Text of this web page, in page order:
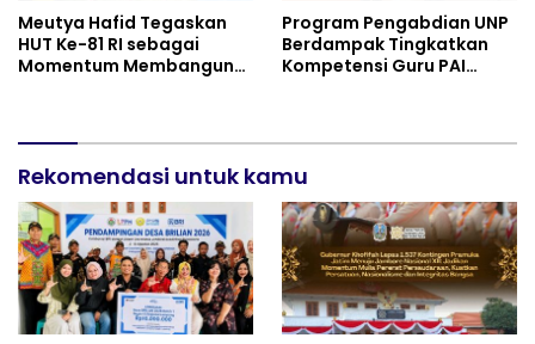
Meutya Hafid Tegaskan
HUT Ke-81 RI sebagai
Momentum Membangun
Program Pengabdian UNP
Berdampak Tingkatkan
Kompetensi Guru PAI
Rekomendasi untuk kamu